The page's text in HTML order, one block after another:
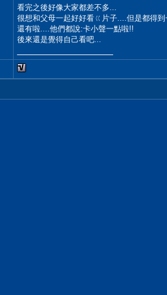
看完之後好像大家都差不多...
很想和父母一起好好看ㄍ片子....但是都得
還有啦....他們都說:卡小聲一點啦!!
後來還是覺得自己看吧...